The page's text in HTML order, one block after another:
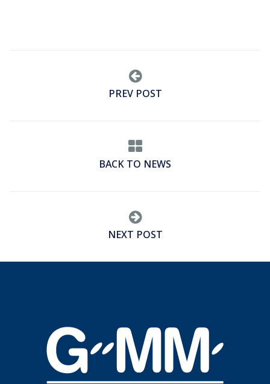
PREV POST
BACK TO NEWS
NEXT POST